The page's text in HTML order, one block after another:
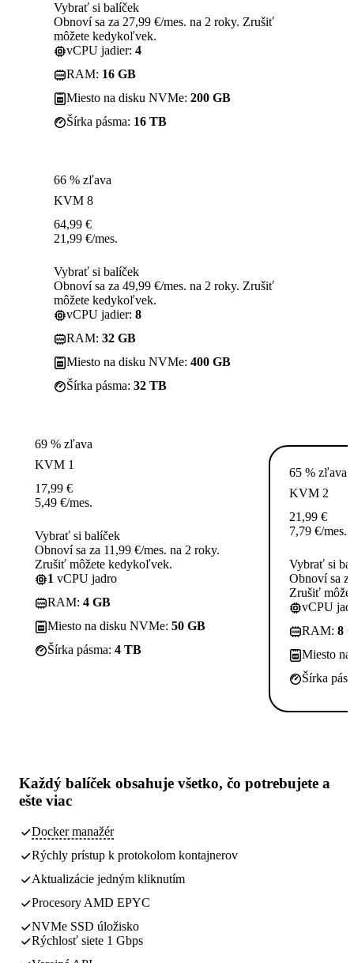
Vybrať si balíček
Obnoví sa za 27,99 €/mes. na 2 roky. Zrušiť
môžete kedykoľvek.
vCPU jadier: 4
RAM: 16 GB
Miesto na disku NVMe: 200 GB
Šírka pásma: 16 TB
66 % zľava
KVM 8
64,99 €
21,99 €/mes.
Vybrať si balíček
Obnoví sa za 49,99 €/mes. na 2 roky. Zrušiť
môžete kedykoľvek.
vCPU jadier: 8
RAM: 32 GB
Miesto na disku NVMe: 400 GB
Šírka pásma: 32 TB
69 % zľava
KVM 1
17,99 €
5,49 €/mes.
Vybrať si balíček
Obnoví sa za 11,99 €/mes. na 2 roky.
Zrušiť môžete kedykoľvek.
1 vCPU jadro
RAM: 4 GB
Miesto na disku NVMe: 50 GB
Šírka pásma: 4 TB
65 % zľava
KVM 2
21,99 €
7,79 €/mes.
Vybrať si
Obnoví sa
Zrušiť
vCPU
RAM: 8
Miesto
Šírka
Každý balíček obsahuje všetko, čo potrebujete a
ešte viac
Docker manažér
Rýchly prístup k protokolom kontajnerov
Aktualizácie jedným kliknutím
Procesory AMD EPYC
NVMe SSD úložisko
Rýchlosť siete 1 Gbps